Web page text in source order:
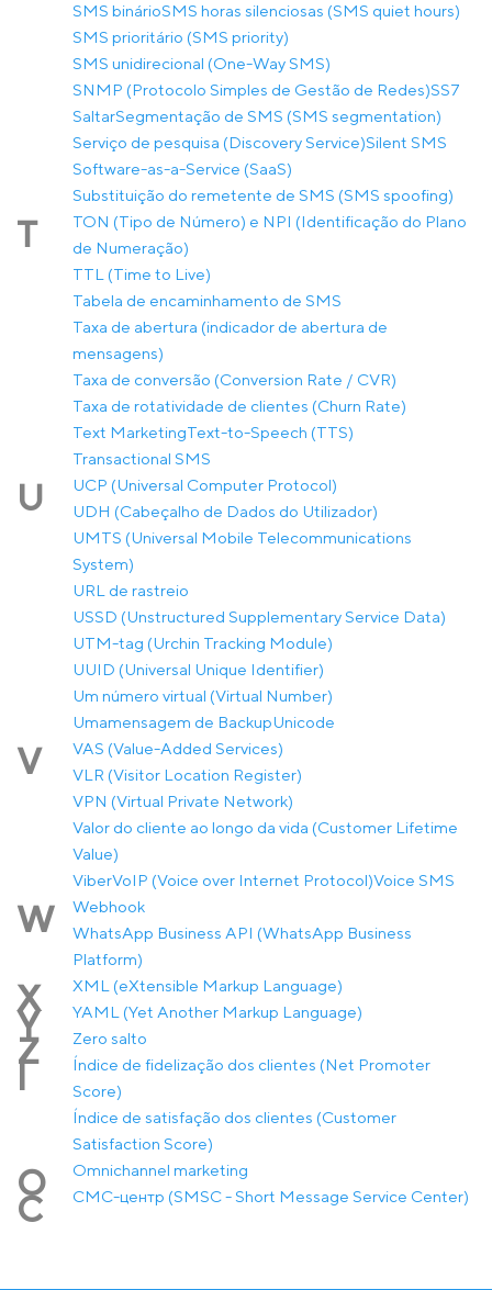
SMS binárioSMS horas silenciosas (SMS quiet hours)
SMS prioritário (SMS priority)
SMS unidirecional (One-Way SMS)
SNMP (Protocolo Simples de Gestão de Redes)SS7
SaltarSegmentação de SMS (SMS segmentation)
Serviço de pesquisa (Discovery Service)Silent SMS
Software-as-a-Service (SaaS)
Substituição do remetente de SMS (SMS spoofing)
T
TON (Tipo de Número) e NPI (Identificação do Plano
de Numeração)
TTL (Time to Live)
Tabela de encaminhamento de SMS
Taxa de abertura (indicador de abertura de
mensagens)
Taxa de conversão (Conversion Rate / CVR)
Taxa de rotatividade de clientes (Churn Rate)
Text MarketingText-to-Speech (TTS)
Transactional SMS
U
UCP (Universal Computer Protocol)
UDH (Cabeçalho de Dados do Utilizador)
UMTS (Universal Mobile Telecommunications
System)
URL de rastreio
USSD (Unstructured Supplementary Service Data)
UTM-tag (Urchin Tracking Module)
UUID (Universal Unique Identifier)
Um número virtual (Virtual Number)
Umamensagem de BackupUnicode
V
VAS (Value-Added Services)
VLR (Visitor Location Register)
VPN (Virtual Private Network)
Valor do cliente ao longo da vida (Customer Lifetime
Value)
ViberVoIP (Voice over Internet Protocol)Voice SMS
W
Webhook
WhatsApp Business API (WhatsApp Business
Platform)
X XML (eXtensible Markup Language)
Y YAML (Yet Another Markup Language)
Z Zero salto
Í
Índice de fidelização dos clientes (Net Promoter
Score)
Índice de satisfação dos clientes (Customer
Satisfaction Score)
О Оmnichannel marketing
С СМС-центр (SMSC - Short Message Service Center)